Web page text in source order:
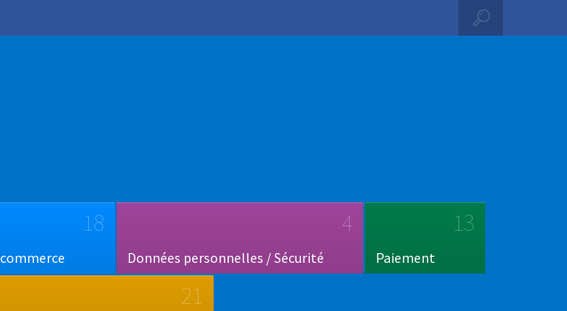
18 4
Données personnelles / Sécurité
13
Paiement
21